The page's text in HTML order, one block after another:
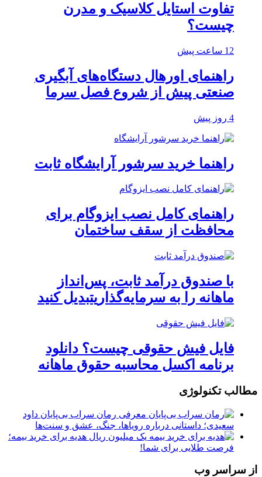
تفاوت استایل کلاسیک و مدرن
چیست؟
12 ساعت پیش
راهنمای اورهال دستگاه‌های آبگیری
صنعتی پیش از شروع فصل سرما
4 روز پیش
راهنما خرید سرشور آرایشگاه ثابت
راهنمای کامل نصب ایزوگام برای
محافظت از سقف ساختمان
با صندوق درآمد ثابت، پس‌انداز
ماهانه را به سرمایه‌گذاریتبدیل کنید
فایل فیش حقوقی چیست؟ دانلود
برنامه اکسل محاسبه حقوق ماهانه
مطالب تکنولوژی
معرفی رمان سراب بی‌پایان داود
سعیدی؛ داستانی درباره رویاها، جنگ، عشق و سنت‌ها
یک میلیون ریال هدیه برای خرید بیمه؛
فرصت طلایی برای شما!
از سراسر وب